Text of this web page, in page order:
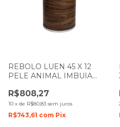
REBOLO LUEN 45 X 12
PELE ANIMAL IMBUIA
R$808,27
10 x de R$80,83 sem juros
R$743,61 com Pix